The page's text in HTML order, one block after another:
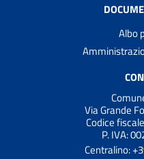
Albo
Via Grande
Codice
P. IVA:
Centralino: